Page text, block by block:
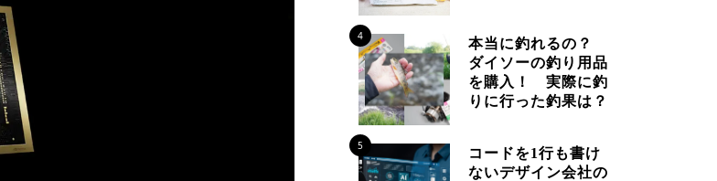
4
本当に釣れるの？
ダイソーの釣り用品
を購入！ 実際に釣
りに行った釣果は？
5
コードを1行も書け
ないデザイン会社の